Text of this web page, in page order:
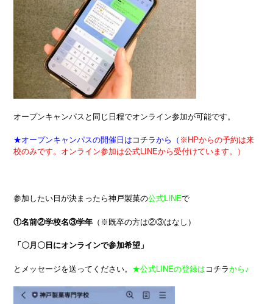
オープンキャンパスと同じ日程でオンライン参加が可能です。
★オープンキャンパスの開催日は コチラから（ ※HPからの予約は来
校のみです。オンライン参加は公式LINEから受付けています。）
参加したい日が決まったら神戸製菓の公式LINEで
①名前②学校名③学年 （※既卒の方は②③はなし）
「〇月〇日にオンラインで参加希望」
とメッセージを送ってください。 ★公式LINEの登録は コチラから♪